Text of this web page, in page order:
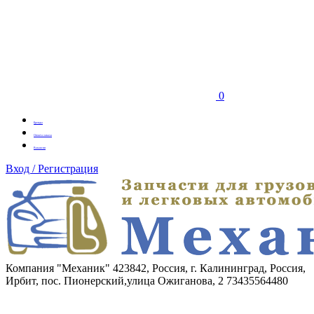
0
Бренды
Оплата заказа
Вакансии
Вход / Регистрация
Компания "Механик" 423842, Россия, г. Калининград, Россия,
Ирбит, пос. Пионерский,улица Ожиганова, 2 73435564480